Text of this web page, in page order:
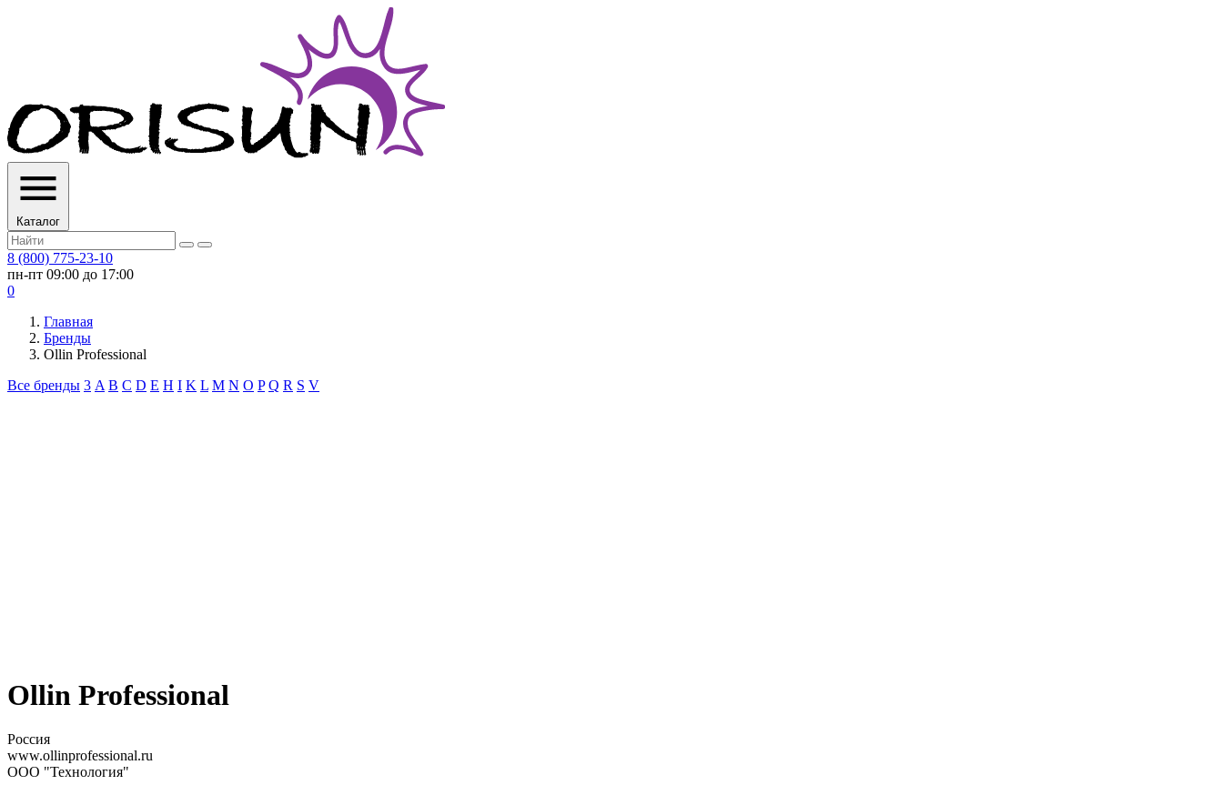
Каталог
8 (800) 775-23-10
пн-пт 09:00 до 17:00
0
Главная
Бренды
Ollin Professional
Все бренды 3 A B C D E H I K L M N O P Q R S V
Ollin Professional
Россия
www.ollinprofessional.ru
ООО "Технология"